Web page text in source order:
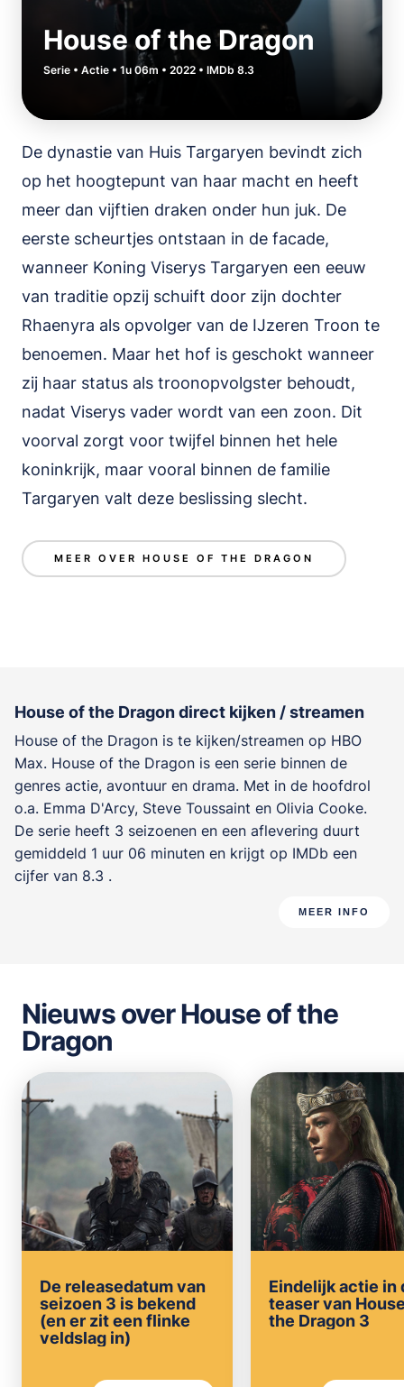
House of the Dragon
Serie • Actie • 1u 06m • 2022 • IMDb 8.3
De dynastie van Huis Targaryen bevindt zich
op het hoogtepunt van haar macht en heeft
meer dan vijftien draken onder hun juk. De
eerste scheurtjes ontstaan in de facade,
wanneer Koning Viserys Targaryen een eeuw
van traditie opzij schuift door zijn dochter
Rhaenyra als opvolger van de IJzeren Troon te
benoemen. Maar het hof is geschokt wanneer
zij haar status als troonopvolgster behoudt,
nadat Viserys vader wordt van een zoon. Dit
voorval zorgt voor twijfel binnen het hele
koninkrijk, maar vooral binnen de familie
Targaryen valt deze beslissing slecht.
MEER OVER HOUSE OF THE DRAGON
House of the Dragon direct kijken / streamen
House of the Dragon is te kijken/streamen op HBO
Max. House of the Dragon is een serie binnen de
genres actie, avontuur en drama. Met in de hoofdrol
o.a. Emma D'Arcy, Steve Toussaint en Olivia Cooke.
De serie heeft 3 seizoenen en een aflevering duurt
gemiddeld 1 uur 06 minuten en krijgt op IMDb een
cijfer van 8.3 .
MEER INFO
Nieuws over House of the
Dragon
De releasedatum van
seizoen 3 is bekend
(en er zit een flinke
veldslag in)
Eindelijk actie in
teaser van
the Dragon 3